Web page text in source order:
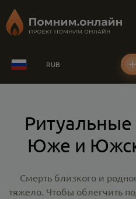
RUB
Юже и
Смерть близкого и
тяжело. Чтобы облегчить